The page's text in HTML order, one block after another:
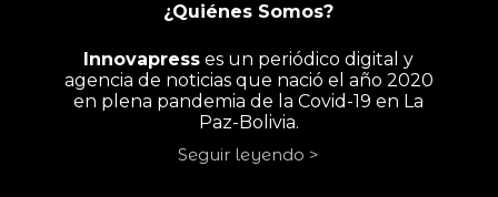
¿Quiénes Somos?
Innovapress es un periódico digital y
agencia de noticias que nació el año 2020
en plena pandemia de la Covid-19 en La
Paz-Bolivia.
Seguir leyendo >